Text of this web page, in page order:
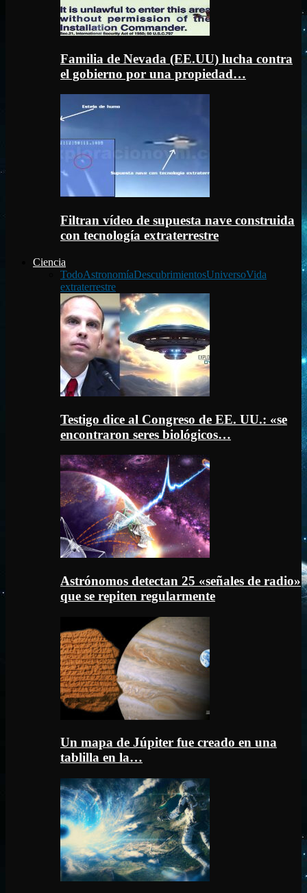
Familia de Nevada (EE.UU) lucha contra
el gobierno por una propiedad…
Filtran vídeo de supuesta nave construida
con tecnología extraterrestre
Ciencia
TodoAstronomíaDescubrimientosUniversoVida
extraterrestre
Testigo dice al Congreso de EE. UU.: «se
encontraron seres biológicos…
Astrónomos detectan 25 «señales de radio»
que se repiten regularmente
Un mapa de Júpiter fue creado en una
tablilla en la…